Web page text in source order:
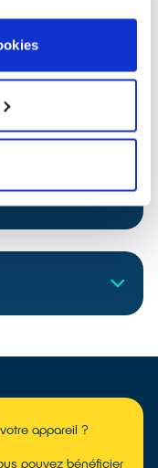
solidaires
?
appareil ?
pouvez bénéficier